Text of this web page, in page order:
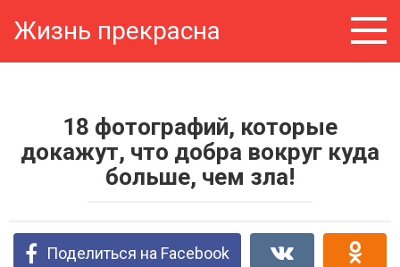
Жизнь прекрасна
18 фотографий, которые
докажут, что добра вокруг куда
больше, чем зла!
Поделиться на Facebook